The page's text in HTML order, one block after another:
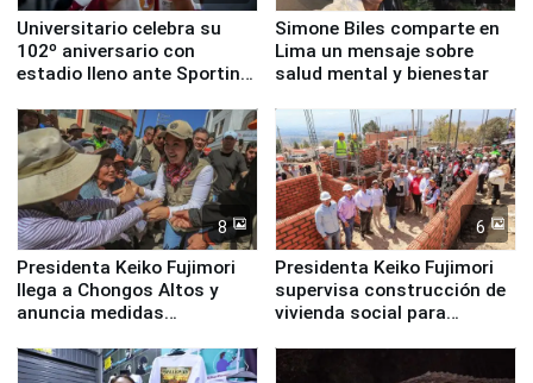
Universitario celebra su
102º aniversario con
estadio lleno ante Sporting
Simone Biles comparte en
Lima un mensaje sobre
salud mental y bienestar
8
Presidenta Keiko Fujimori
llega a Chongos Altos y
anuncia medidas
educación, salud y empleo
6
Presidenta Keiko Fujimori
supervisa construcción de
vivienda social para